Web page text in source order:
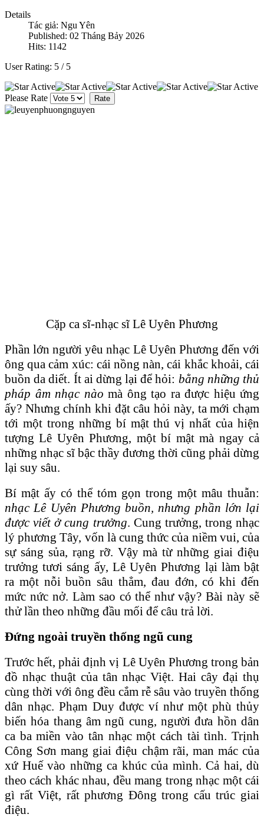
Details
Tác giả: Ngu Yên
Published: 02 Tháng Bảy 2026
Hits: 1142
User Rating: 5 / 5
Please Rate
Cặp ca sĩ-nhạc sĩ Lê Uyên Phương
Phần lớn người yêu nhạc Lê Uyên Phương đến với
ông qua cảm xúc: cái nồng nàn, cái khắc khoải, cái
buồn da diết. Ít ai dừng lại để hỏi: bằng những thủ
pháp âm nhạc nào mà ông tạo ra được hiệu ứng
ấy? Nhưng chính khi đặt câu hỏi này, ta mới chạm
tới một trong những bí mật thú vị nhất của hiện
tượng Lê Uyên Phương, một bí mật mà ngay cả
những nhạc sĩ bậc thầy đương thời cũng phải dừng
lại suy sâu.
Bí mật ấy có thể tóm gọn trong một mâu thuẫn:
nhạc Lê Uyên Phương buồn, nhưng phần lớn lại
được viết ở cung trưởng. Cung trưởng, trong nhạc
lý phương Tây, vốn là cung thức của niềm vui, của
sự sáng sủa, rạng rỡ. Vậy mà từ những giai điệu
trưởng tươi sáng ấy, Lê Uyên Phương lại làm bật
ra một nỗi buồn sâu thẳm, đau đớn, có khi đến
mức nức nở. Làm sao có thể như vậy? Bài này sẽ
thử lần theo những đầu mối để câu trả lời.
Đứng ngoài truyền thống ngũ cung
Trước hết, phải định vị Lê Uyên Phương trong bản
đồ nhạc thuật của tân nhạc Việt. Hai cây đại thụ
cùng thời với ông đều cắm rễ sâu vào truyền thống
dân nhạc. Phạm Duy được ví như một phù thủy
biến hóa thang âm ngũ cung, người đưa hồn dân
ca ba miền vào tân nhạc một cách tài tình. Trịnh
Công Sơn mang giai điệu chậm rãi, man mác của
xứ Huế vào những ca khúc của mình. Cả hai, dù
theo cách khác nhau, đều mang trong nhạc một cái
gì rất Việt, rất phương Đông trong cấu trúc giai
điệu.